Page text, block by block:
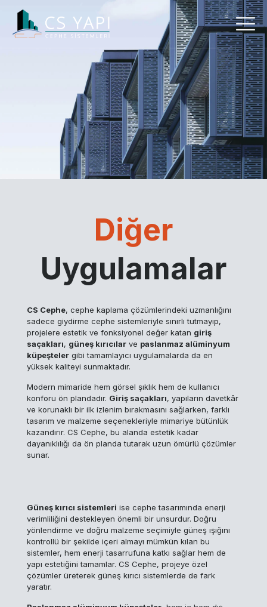
Diğer
Uygulamalar
CS Cephe, cephe kaplama çözümlerindeki uzmanlığını
sadece giydirme cephe sistemleriyle sınırlı tutmayıp,
projelere estetik ve fonksiyonel değer katan giriş
saçakları, güneş kırıcılarve paslanmaz alüminyum
küpeştelergibi tamamlayıcı uygulamalarda da en
yüksek kaliteyi sunmaktadır.
Modern mimaride hem görsel şıklık hem de kullanıcı
konforu ön plandadır. Giriş saçakları, yapıların davetkâr
ve korunaklı bir ilk izlenim bırakmasını sağlarken, farklı
tasarım ve malzeme seçenekleriyle mimariye bütünlük
kazandırır. CS Cephe, bu alanda estetik kadar
dayanıklılığı da ön planda tutarak uzun ömürlü çözümler
sunar.
Güneş kırıcı sistemleri ise cephe tasarımında enerji
verimliliğini destekleyen önemli bir unsurdur. Doğru
yönlendirme ve doğru malzeme seçimiyle güneş ışığını
kontrollü bir şekilde içeri almayı mümkün kılan bu
sistemler, hem enerji tasarrufuna katkı sağlar hem de
yapı estetiğini tamamlar. CS Cephe, projeye özel
çözümler üreterek güneş kırıcı sistemlerde de fark
yaratır.